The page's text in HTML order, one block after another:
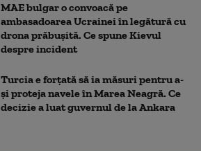
MAE bulgar o convoacă pe
ambasadoarea Ucrainei în legătură cu
drona prăbuşită. Ce spune Kievul
despre incident
Turcia e forțată să ia măsuri pentru a-
și proteja navele în Marea Neagră. Ce
decizie a luat guvernul de la Ankara